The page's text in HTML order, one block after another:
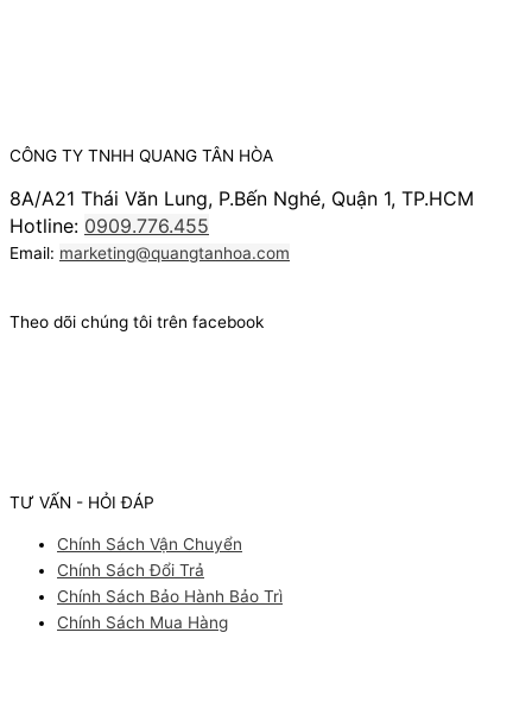
CÔNG TY TNHH QUANG TÂN HÒA
8A/A21 Thái Văn Lung, P.Bến Nghé, Quận 1, TP.HCM
Hotline: 0909.776.455
Email: marketing@quangtanhoa.com
Theo dõi chúng tôi trên facebook
TƯ VẤN - HỎI ĐÁP
Chính Sách Vận Chuyển
Chính Sách Đổi Trả
Chính Sách Bảo Hành Bảo Trì
Chính Sách Mua Hàng